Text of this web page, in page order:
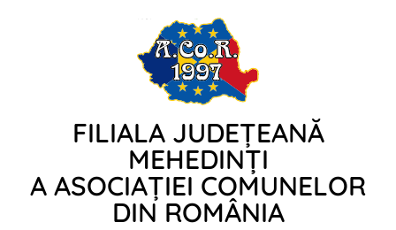
FILIALA JUDEȚEANĂ
MEHEDINȚI
A ASOCIAȚIEI COMUNELOR
DIN ROMÂNIA